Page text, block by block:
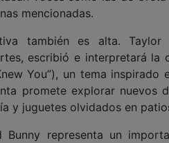
mencionadas.
también es alta.
escribió e interpretará la
You”), un tema inspirado
promete explorar nuevos
y juguetes olvidados en
representa un